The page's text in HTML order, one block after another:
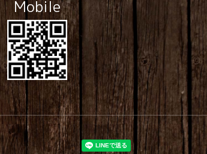
Mobile